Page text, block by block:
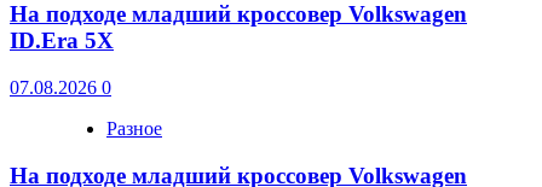
На подходе младший кроссовер Volkswagen
ID.Era 5X
07.08.2026 0
Разное
На подходе младший кроссовер Volkswagen